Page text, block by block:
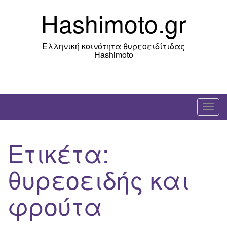
Hashimoto.gr
Ελληνική κοινότητα θυρεοειδίτιδας
Hashimoto
T
o
Ετικέτα:
θυρεοειδής και
φρούτα